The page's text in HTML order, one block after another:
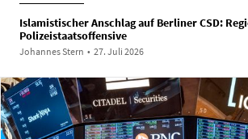
Islamistischer Anschlag auf Berliner CSD:
Polizeistaatsoffensive
Johannes Stern • 27. Juli 2026